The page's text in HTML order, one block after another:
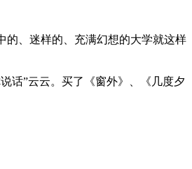
的、迷样的、充满幻想的大学就这样
话”云云。买了《窗外》、《几度夕